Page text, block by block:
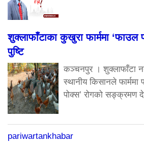
शुक्लाफाँटाका कुखुरा फार्ममा
पुष्टि
कञ्चनपुर । शुक्लाफाँटा
स्थानीय किसानले
पोक्स’ रोगको सङ्क्रमण
pariwartankhabar